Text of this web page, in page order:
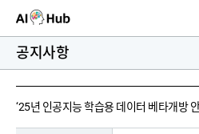
AI-Hub
공지사항
‘25년 인공지능 학습용 데이터 베타개방